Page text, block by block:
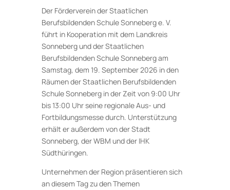
Der Förderverein der Staatlichen
Berufsbildenden Schule Sonneberg e. V.
führt in Kooperation mit dem Landkreis
Sonneberg und der Staatlichen
Berufsbildenden Schule Sonneberg am
Samstag, dem 19. September 2026 in den
Räumen der Staatlichen Berufsbildenden
Schule Sonneberg in der Zeit von 9:00 Uhr
bis 13:00 Uhr seine regionale Aus- und
Fortbildungsmesse durch. Unterstützung
erhält er außerdem von der Stadt
Sonneberg, der WBM und der IHK
Südthüringen.
Unternehmen der Region präsentieren sich
an diesem Tag zu den Themen